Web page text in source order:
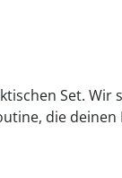
Set. Wir
die deinen